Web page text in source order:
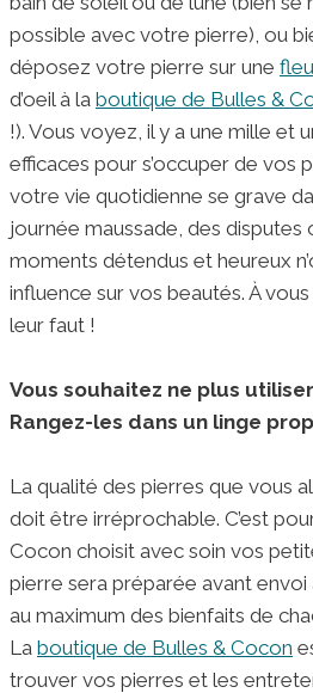
possible avec votre pierre), ou
déposez votre pierre sur une
d’oeil à la boutique de Bulles &
!). Vous voyez, il y a une mille et
efficaces pour s’occuper de vos
votre vie quotidienne se grave
journée maussade, des disputes
moments détendus et heureux
influence sur vos beautés. À vous
leur faut !
Vous souhaitez ne plus
Rangez-les dans un linge
La qualité des pierres que vous
doit être irréprochable. C’est
Cocon choisit avec soin vos
pierre sera préparée avant
au maximum des bienfaits de
La boutique de Bulles & Cocon
trouver vos pierres et les